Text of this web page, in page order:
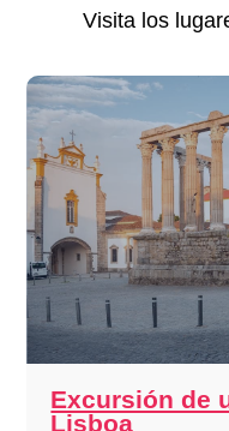
Visita los
Excursión de
Lisboa